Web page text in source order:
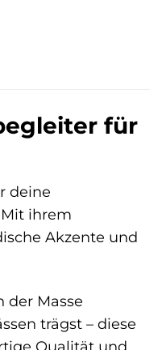
für
deine
ihrem
Akzente und
der Masse
trägst – diese